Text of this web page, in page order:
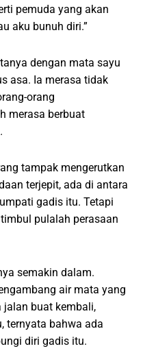
pemuda yang akan
aku bunuh diri.”
dengan mata sayu
asa. Ia merasa tidak
orang
merasa berbuat
tampak mengerutkan
terjepit, ada di antara
gadis itu. Tetapi
pulalah perasaan
semakin dalam.
air mata yang
jalan buat kembali,
ternyata bahwa ada
diri gadis itu.